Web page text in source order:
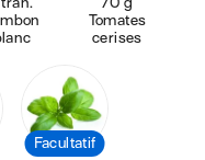
Tomates
cerises
Facultatif